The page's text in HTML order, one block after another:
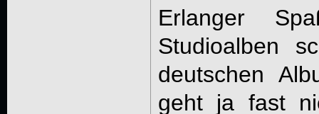
Erlanger
Studioalben
deutschen
geht ja fast